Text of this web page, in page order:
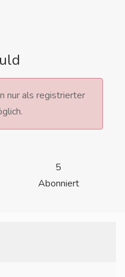
nur als registrierter
5
Abonniert